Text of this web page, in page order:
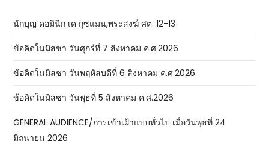
นักบุญ ดอมินิก เด กุซแมน,พระสงฆ์ ศต. 12-13
ข้อคิดในมิสซา วันศุกร์ที่ 7 สิงหาคม ค.ศ.2026
ข้อคิดในมิสซา วันพฤหัสบดีที่ 6 สิงหาคม ค.ศ.2026
ข้อคิดในมิสซา วันพุธที่ 5 สิงหาคม ค.ศ.2026
GENERAL AUDIENCE/การเข้าเฝ้าแบบทั่วไป เมื่อวันพุธที่ 24
มิถุนายน 2026